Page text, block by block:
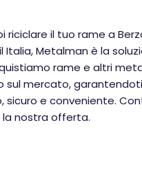
riciclare il tuo rame a
Italia, Metalman è la
rame e altri
sul mercato,
sicuro e conveniente.
la nostra offerta.